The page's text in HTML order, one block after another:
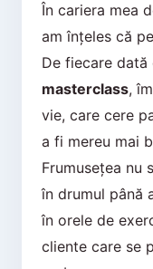
În cariera mea
am înțeles că
De fiecare
masterclass,
vie, care cere
a fi mereu mai
Frumusețea nu
în drumul până
în orele de
cliente care se